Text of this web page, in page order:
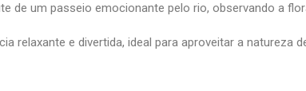
de um passeio emocionante pelo rio, observando a
relaxante e divertida, ideal para aproveitar a natureza